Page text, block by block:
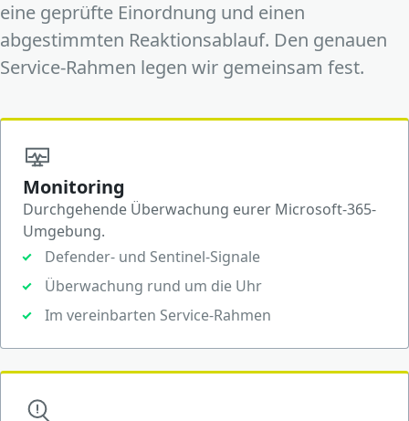
eine geprüfte Einordnung und einen
abgestimmten Reaktionsablauf. Den genauen
Service-Rahmen legen wir gemeinsam fest.
Monitoring
Durchgehende Überwachung eurer Microsoft-365-
Umgebung.
Defender- und Sentinel-Signale
Überwachung rund um die Uhr
Im vereinbarten Service-Rahmen